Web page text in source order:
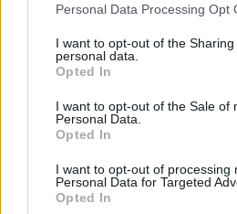
Personal Data Processing Opt
I want to opt-out of the
personal data.
Opted In
I want to opt-out of the Sale of
Personal Data.
Opted In
I want to opt-out of processing
Personal Data for Targeted
Opted In
han comenzado o van a
Weaning con sus hijos, y poner
o cualquier duda que pueda